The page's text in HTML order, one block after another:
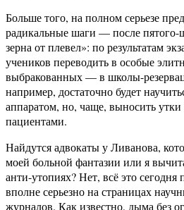
Больше того, на полном серьезе
радикальные шаги — после пятого-
зерна от плевел»: по результатам
учеников переводить в особые
выбракованных — в школы-
например, достаточно будет
аппаратом, но, чаще, выносить утки
пациентами.
Найдутся адвокаты у Ливанова,
моей больной фантазии или я
анти-утопиях? Нет, всё это сегодня
вполне серьезно на страницах
журналов. Как известно, дыма без